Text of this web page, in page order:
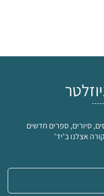
סיורים, ספרים חדשים
אצלנו ב'יד'